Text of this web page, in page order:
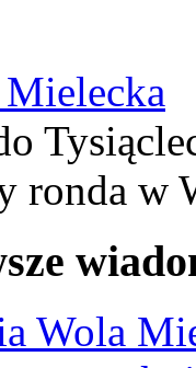
ronda w
Wola